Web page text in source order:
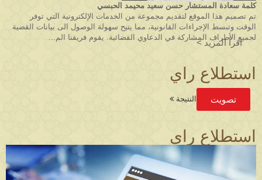
كلمة سعادة المستشار حسن سعيد محيمد الحبسي
تم تصميم هذا الموقع لتقديم مجموعة من الخدمات الإلكترونية التي توفر
الوقت وتبسط الإجراءات القانونية، مما يتيح سهولة الوصول الى بيانات القضية
لجميع الأطراف المشاركة في الدعاوي القضائية. يقوم فريقنا الم…
اقرأ المزيد >
استطلاع راي
تصويت النتيجة
استطلاع راي